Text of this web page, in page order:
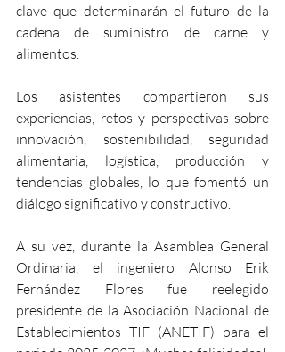
clave que determinarán el futuro de la
cadena de suministro de carne y
alimentos.
Los asistentes compartieron sus
experiencias, retos y perspectivas sobre
innovación, sostenibilidad, seguridad
alimentaria, logística, producción y
tendencias globales, lo que fomentó un
diálogo significativo y constructivo.
A su vez, durante la Asamblea General
Ordinaria, el ingeniero Alonso Erik
Fernández Flores fue reelegido
presidente de la Asociación Nacional de
Establecimientos TIF (ANETIF) para el